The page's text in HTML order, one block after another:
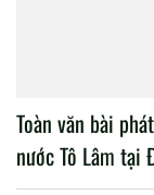
Toàn văn bài
nước Tô Lâm